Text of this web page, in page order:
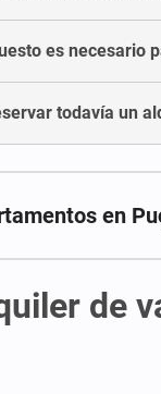
es necesario
todavía un
en
de